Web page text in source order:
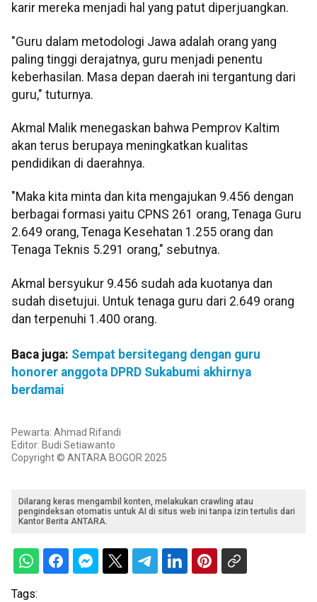
karir mereka menjadi hal yang patut diperjuangkan.
"Guru dalam metodologi Jawa adalah orang yang
paling tinggi derajatnya, guru menjadi penentu
keberhasilan. Masa depan daerah ini tergantung dari
guru," tuturnya.
Akmal Malik menegaskan bahwa Pemprov Kaltim
akan terus berupaya meningkatkan kualitas
pendidikan di daerahnya.
"Maka kita minta dan kita mengajukan 9.456 dengan
berbagai formasi yaitu CPNS 261 orang, Tenaga Guru
2.649 orang, Tenaga Kesehatan 1.255 orang dan
Tenaga Teknis 5.291 orang," sebutnya.
Akmal bersyukur 9.456 sudah ada kuotanya dan
sudah disetujui. Untuk tenaga guru dari 2.649 orang
dan terpenuhi 1.400 orang.
Baca juga: Sempat bersitegang dengan guru
honorer anggota DPRD Sukabumi akhirnya
berdamai
Pewarta: Ahmad Rifandi
Editor: Budi Setiawanto
Copyright © ANTARA BOGOR 2025
Dilarang keras mengambil konten, melakukan crawling atau
pengindeksan otomatis untuk AI di situs web ini tanpa izin tertulis dari
Kantor Berita ANTARA.
Tags: